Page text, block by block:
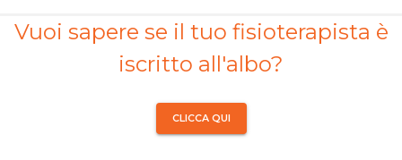
Vuoi sapere se il tuo fisioterapista è
iscritto all'albo?
CLICCA QUI